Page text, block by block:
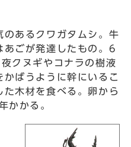
あるクワガタムシ。牛
あごが発達したもの。6
クヌギやコナラの樹液
ばうように幹にいるこ
た木材を食べる。卵から
かかる。